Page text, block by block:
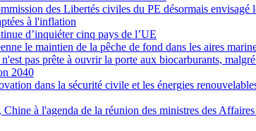
des Libertés civiles du PE désormais envisagé
à l'inflation
d’inquiéter cinq pays de l’UE
le maintien de la pêche de fond dans les aires
pas prête à ouvrir la porte aux biocarburants,
2040
dans la sécurité civile et les énergies
à l'agenda de la réunion des ministres des Affaires